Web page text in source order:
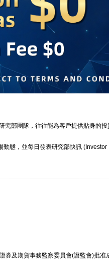
究部團隊，往往能為客戶提供貼身的
態，並每日發表研究部快訊
券及期貨事務監察委員會(證監會)批准